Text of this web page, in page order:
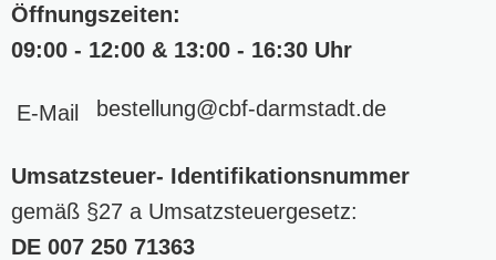
Öffnungszeiten:
09:00 - 12:00 & 13:00 - 16:30 Uhr
E-Mail bestellung@cbf-darmstadt.de
Umsatzsteuer- Identifikationsnummer
gemäß §27 a Umsatzsteuergesetz:
DE 007 250 71363